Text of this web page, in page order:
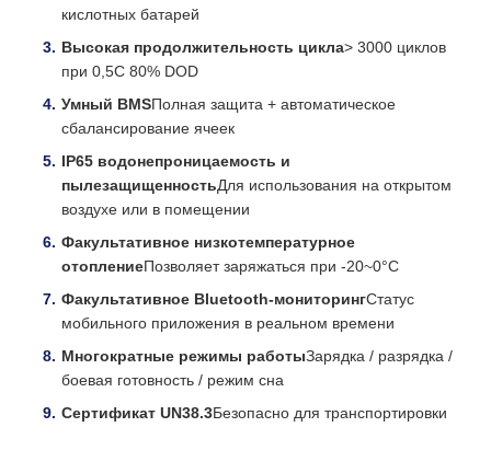
кислотных батарей
Высокая продолжительность цикла> 3000 циклов
при 0,5C 80% DOD
Умный BMSПолная защита + автоматическое
сбалансирование ячеек
IP65 водонепроницаемость и
пылезащищенностьДля использования на открытом
воздухе или в помещении
Факультативное низкотемпературное
отоплениеПозволяет заряжаться при -20~0°C
Факультативное Bluetooth-мониторингСтатус
мобильного приложения в реальном времени
Многократные режимы работыЗарядка / разрядка /
боевая готовность / режим сна
Сертификат UN38.3Безопасно для транспортировки